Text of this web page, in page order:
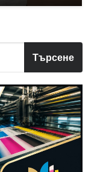
Търсене